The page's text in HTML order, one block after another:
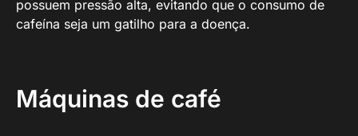
possuem pressão alta, evitando que o consumo de
cafeína seja um gatilho para a doença.
Máquinas de café